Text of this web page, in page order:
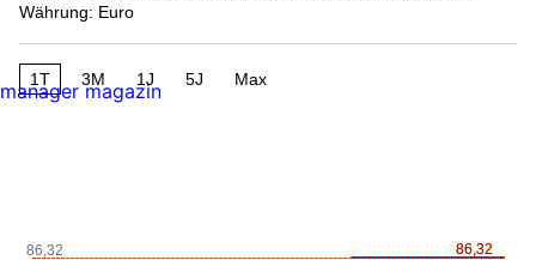
Währung: Euro
1T 3M 1J 5J Max
86,32
86,32
86,32
manager magazin